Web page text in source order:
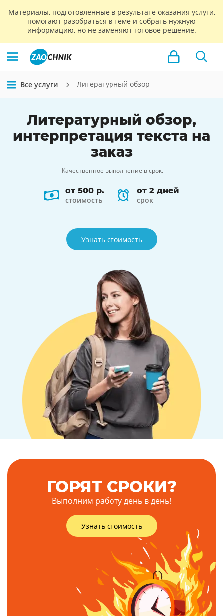
Материалы, подготовленные в результате оказания услуги,
помогают разобраться в теме и собрать нужную
информацию, но не заменяют готовое решение.
Все услуги Литературный обзор
Литературный обзор,
интерпретация текста на
заказ
Качественное выполнение в срок.
от 500 р.
стоимость
от 2 дней
срок
Узнать стоимость
ГОРЯТ СРОКИ?
Выполним работу день в день!
Узнать стоимость